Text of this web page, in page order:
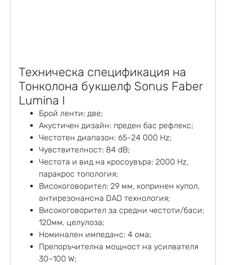
Техническа спецификация на
Тонколона букшелф Sonus Faber
Lumina I
Брой ленти: две;
Акустичен дизайн: преден бас рефлекс;
Честотен диапазон: 65-24 000 Hz;
Чувствителност: 84 dB;
Честота и вид на кросоувъра: 2000 Hz,
паракрос топология;
Високоговорител: 29 мм, копринен купол,
антирезонансна DAD технология;
Високоговорител за средни честоти/баси:
120мм, целулоза;
Номинален импеданс: 4 ома;
Препоръчителна мощност на усилвателя
30–100 W;